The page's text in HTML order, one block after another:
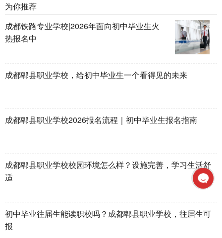
为你推荐
成都铁路专业学校|2026年面向初中毕业生火
热报名中
成都郫县职业学校，给初中毕业生一个看得见的未来
成都郫县职业学校2026报名流程｜初中毕业生报名指南
成都郫县职业学校校园环境怎么样？设施完善，学习生活舒
适
初中毕业往届生能读职校吗？成都郫县职业学校，往届生可
报